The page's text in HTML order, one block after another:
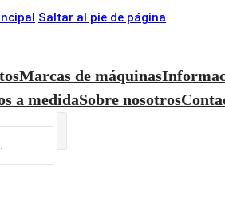
Saltar al pie de página
Marcas de máquinas
a medidaSobre nosotros